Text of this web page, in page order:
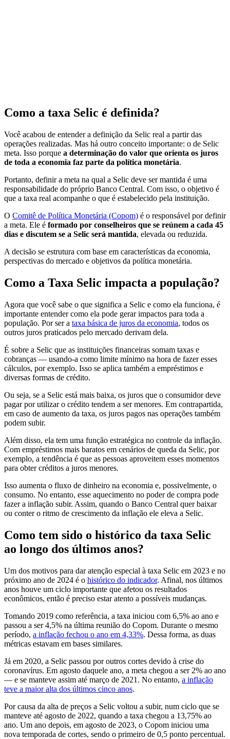
Como a taxa Selic é definida?
Você acabou de entender a definição da Selic real a partir das
operações realizadas. Mas há outro conceito importante: o de Selic
meta. Isso porque a determinação do valor que orienta os juros
de toda a economia faz parte da política monetária.
Portanto, definir a meta na qual a Selic deve ser mantida é uma
responsabilidade do próprio Banco Central. Com isso, o objetivo é
que a taxa real acompanhe o que é estabelecido pela instituição.
O Comitê de Política Monetária (Copom) é o responsável por definir
a meta. Ele é formado por conselheiros que se reúnem a cada 45
dias e discutem se a Selic será mantida, elevada ou reduzida.
A decisão se estrutura com base em características da economia,
perspectivas do mercado e objetivos da política monetária.
Como a Taxa Selic impacta a população?
Agora que você sabe o que significa a Selic e como ela funciona, é
importante entender como ela pode gerar impactos para toda a
população. Por ser a taxa básica de juros da economia, todos os
outros juros praticados pelo mercado derivam dela.
É sobre a Selic que as instituições financeiras somam taxas e
cobranças — usando-a como limite mínimo na hora de fazer esses
cálculos, por exemplo. Isso se aplica também a empréstimos e
diversas formas de crédito.
Ou seja, se a Selic está mais baixa, os juros que o consumidor deve
pagar por utilizar o crédito tendem a ser menores. Em contrapartida,
em caso de aumento da taxa, os juros pagos nas operações também
podem subir.
Além disso, ela tem uma função estratégica no controle da inflação.
Com empréstimos mais baratos em cenários de queda da Selic, por
exemplo, a tendência é que as pessoas aproveitem esses momentos
para obter créditos a juros menores.
Isso aumenta o fluxo de dinheiro na economia e, possivelmente, o
consumo. No entanto, esse aquecimento no poder de compra pode
fazer a inflação subir. Assim, quando o Banco Central quer baixar
ou conter o ritmo de crescimento da inflação ele eleva a Selic.
Como tem sido o histórico da taxa Selic
ao longo dos últimos anos?
Um dos motivos para dar atenção especial à taxa Selic em 2023 e no
próximo ano de 2024 é o histórico do indicador. Afinal, nos últimos
anos houve um ciclo importante que afetou os resultados
econômicos, então é preciso estar atento a possíveis mudanças.
Tomando 2019 como referência, a taxa iniciou com 6,5% ao ano e
passou a ser 4,5% na última reunião do Copom. Durante o mesmo
período, a inflação fechou o ano em 4,33%. Dessa forma, as duas
métricas estavam em bases similares.
Já em 2020, a Selic passou por outros cortes devido à crise do
coronavírus. Em agosto daquele ano, a meta chegou a ser 2% ao ano
— e se manteve assim até março de 2021. No entanto, a inflação
teve a maior alta dos últimos cinco anos.
Por causa da alta de preços a Selic voltou a subir, num ciclo que se
manteve até agosto de 2022, quando a taxa chegou a 13,75% ao
ano. Um ano depois, em agosto de 2023, o Copom iniciou uma
nova temporada de cortes, sendo o primeiro de 0,5 ponto percentual.